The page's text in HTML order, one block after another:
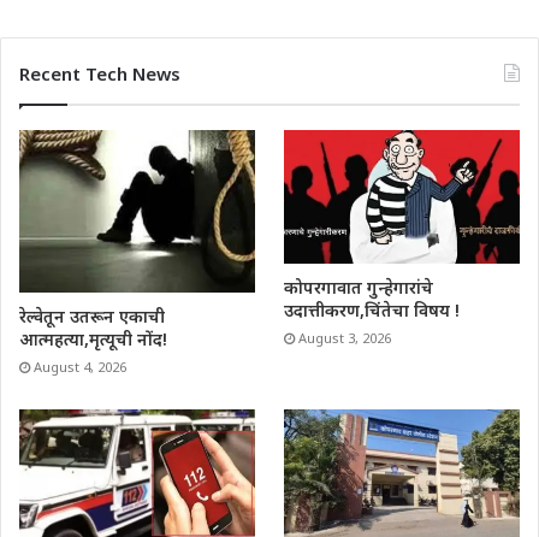
Recent Tech News
रेल्वेतून उतरून एकाची
आत्महत्या,मृत्यूची नोंद!
August 4, 2026
कोपरगावात गुन्हेगारांचे
उदात्तीकरण,चिंतेचा विषय !
August 3, 2026